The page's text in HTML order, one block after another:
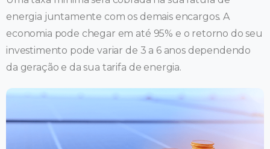
energia juntamente com os demais encargos. A
economia pode chegar em até 95% e o retorno do seu
investimento pode variar de 3 a 6 anos dependendo
da geração e da sua tarifa de energia.